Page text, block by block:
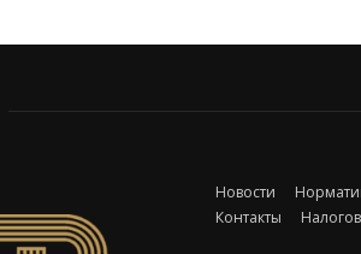
олимпийского
Пермского
Новости
Контакты